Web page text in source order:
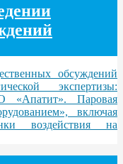
обсуждений
экспертизы:
«Апатит». Паровая
включая
воздействия на